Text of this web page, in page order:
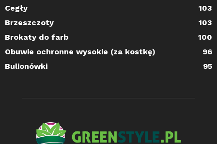
Cegły
103
Brzeszczoty
103
Brokaty do farb
100
Obuwie ochronne wysokie (za kostkę)
96
Bulionówki
95